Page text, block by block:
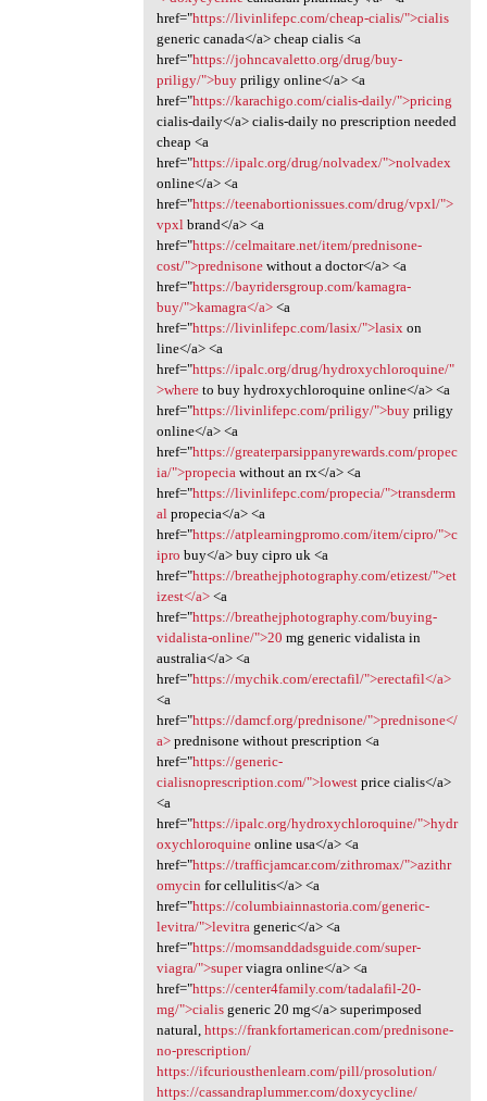
href="https://livinlifepc.com/cheap-cialis/">cialis
generic canada</a> cheap cialis <a
href="https://johncavaletto.org/drug/buy-
priligy/">buypriligy online</a> <a
href="https://karachigo.com/cialis-daily/">pricing
cialis-daily</a> cialis-daily no prescription needed
cheap <a
href="https://ipalc.org/drug/nolvadex/">nolvadex
online</a> <a
href="https://teenabortionissues.com/drug/vpxl/">
vpxlbrand</a> <a
href="https://celmaitare.net/item/prednisone-
cost/">prednisonewithout a doctor</a> <a
href="https://bayridersgroup.com/kamagra-
buy/">kamagra</a><a
href="https://livinlifepc.com/lasix/">lasixon
line</a> <a
href="https://ipalc.org/drug/hydroxychloroquine/"
>whereto buy hydroxychloroquine online</a> <a
href="https://livinlifepc.com/priligy/">buypriligy
online</a> <a
href="https://greaterparsippanyrewards.com/propec
ia/">propeciawithout an rx</a> <a
href="https://livinlifepc.com/propecia/">transderm
alpropecia</a> <a
href="https://atplearningpromo.com/item/cipro/">c
ipro buy</a> buy cipro uk <a
href="https://breathejphotography.com/etizest/">et
izest</a><a
href="https://breathejphotography.com/buying-
vidalista-online/">20 mg generic vidalista in
australia</a> <a
href="https://mychik.com/erectafil/">erectafil</a>
<a
href="https://damcf.org/prednisone/">prednisone</
a>prednisone without prescription <a
href="https://generic-
cialisnoprescription.com/">lowestprice cialis</a>
<a
href="https://ipalc.org/hydroxychloroquine/">hydr
oxychloroquineonline usa</a> <a
href="https://trafficjamcar.com/zithromax/">azithr
omycin for cellulitis</a> <a
href="https://columbiainnastoria.com/generic-
levitra/">levitrageneric</a> <a
href="https://momsanddadsguide.com/super-
viagra/">superviagra online</a> <a
href="https://center4family.com/tadalafil-20-
mg/">cialisgeneric 20 mg</a> superimposed
natural, https://frankfortamerican.com/prednisone-
no-prescription/
https://ifcuriousthenlearn.com/pill/prosolution/
https://cassandraplummer.com/doxycycline/